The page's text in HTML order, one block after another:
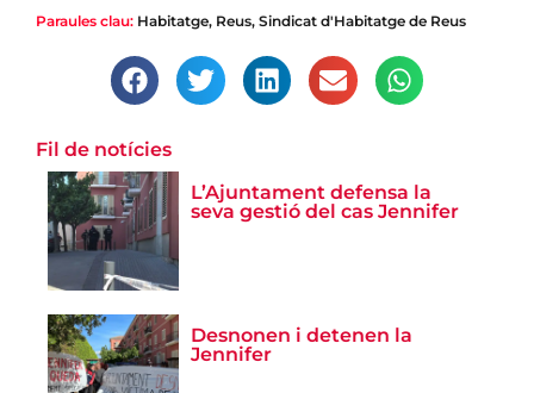
Paraules clau: Habitatge, Reus, Sindicat d'Habitatge de Reus
Fil de notícies
L’Ajuntament defensa la
seva gestió del cas Jennifer
Desnonen i detenen la
Jennifer